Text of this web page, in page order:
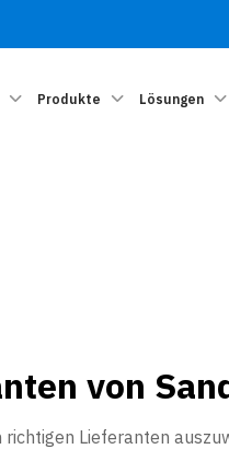
Produkte Lösungen
von
Lieferanten